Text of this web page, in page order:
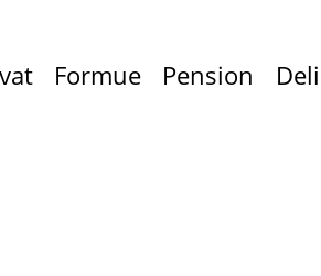
Formue Pension